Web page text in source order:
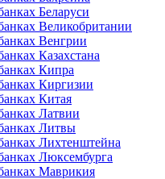
Беларуси
Великобритании
Венгрии
Казахстана
Кипра
Киргизии
Китая
Латвии
Литвы
Лихтенштейна
Люксембурга
Маврикия